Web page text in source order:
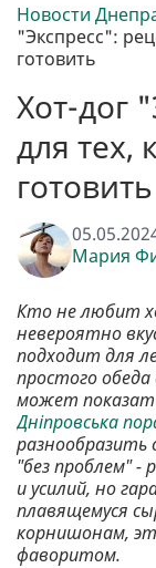
Новости
"Экспресс":
готовить
Хот-дог
для тех,
готовить
Мария
Кто не любит
невероятно
подходит для
простого
может
Дніпровська
"без проблем"
и усилий, но
плавящемуся
корнишонам,
фаворитом.